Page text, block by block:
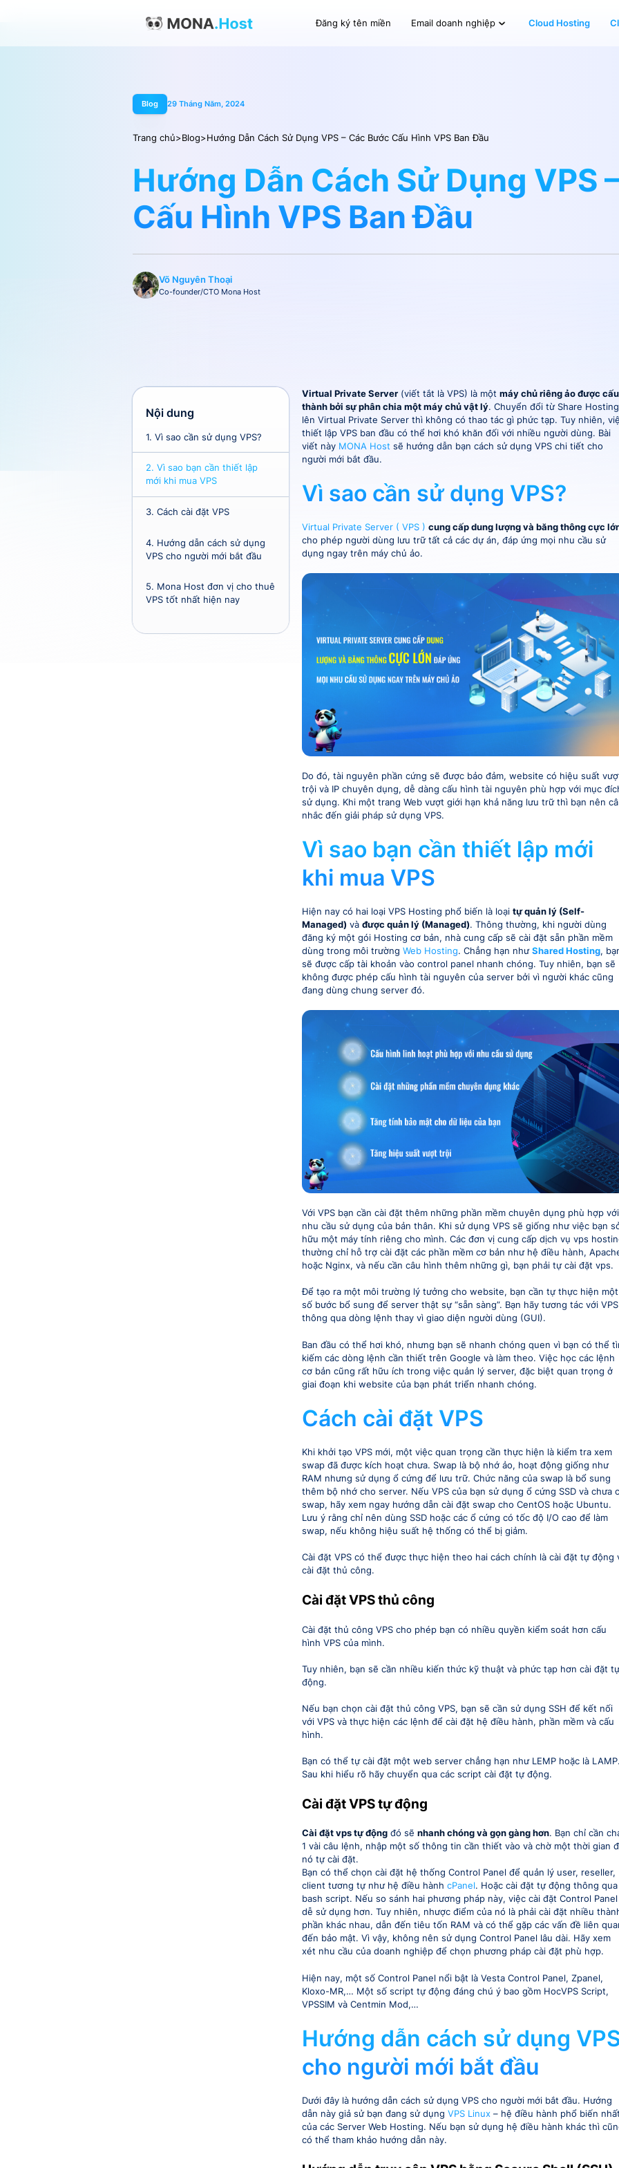
Đăng ký tên miền Email doanh nghiệp Cloud Hosting
Blog 29 Tháng Năm, 2024
Trang chủ>Blog>Hướng Dẫn Cách Sử Dụng VPS – Các Bước Cấu Hình VPS Ban Đầu
Hướng Dẫn Cách Sử Dụng VPS
Cấu Hình VPS Ban Đầu
Võ Nguyên Thoại
Co-founder/CTO Mona Host
Nội dung
1. Vì sao cần sử dụng VPS?
2. Vì sao bạn cần thiết lập
mới khi mua VPS
3. Cách cài đặt VPS
4. Hướng dẫn cách sử dụng
VPS cho người mới bắt đầu
5. Mona Host đơn vị cho thuê
VPS tốt nhất hiện nay
Virtual Private Server(viết tắt là VPS) là một máy chủ riêng ảo được cấu
thành bởi sự phân chia một máy chủ vật lý. Chuyển đổi từ Share Hosting
lên Virtual Private Server thì không có thao tác gì phức tạp. Tuy nhiên,
thiết lập VPS ban đầu có thể hơi khó khăn đối với nhiều người dùng. Bài
viết này MONA Host sẽ hướng dẫn bạn cách sử dụng VPS chi tiết cho
người mới bắt đầu.
Vì sao cần sử dụng VPS?
Virtual Private Server ( VPS ) cung cấp dung lượng và băng thông cực
cho phép người dùng lưu trữ tất cả các dự án, đáp ứng mọi nhu cầu sử
dụng ngay trên máy chủ ảo.
Do đó, tài nguyên phần cứng sẽ được bảo đảm, website có hiệu suất
trội và IP chuyên dụng, dễ dàng cấu hình tài nguyên phù hợp với mục
sử dụng. Khi một trang Web vượt giới hạn khả năng lưu trữ thì bạn nên
nhắc đến giải pháp sử dụng VPS.
Vì sao bạn cần thiết lập mới
khi mua VPS
Hiện nay có hai loại VPS Hosting phổ biến là loại tự quản lý (Self-
Managed) và được quản lý (Managed). Thông thường, khi người dùng
đăng ký một gói Hosting cơ bản, nhà cung cấp sẽ cài đặt sẵn phần mềm
dùng trong môi trường Web Hosting. Chẳng hạn như Shared Hosting,
sẽ được cấp tài khoản vào control panel nhanh chóng. Tuy nhiên, bạn sẽ
không được phép cấu hình tài nguyên của server bởi vì người khác cũng
đang dùng chung server đó.
Với VPS bạn cần cài đặt thêm những phần mềm chuyên dụng phù hợp với
nhu cầu sử dụng của bản thân. Khi sử dụng VPS sẽ giống như việc bạn
hữu một máy tính riêng cho mình. Các đơn vị cung cấp dịch vụ vps
thường chỉ hỗ trợ cài đặt các phần mềm cơ bản như hệ điều hành,
hoặc Nginx, và nếu cần câu hình thêm những gì, bạn phải tự cài đặt vps.
Để tạo ra một môi trường lý tưởng cho website, bạn cần tự thực hiện một
số bước bổ sung để server thật sự “sẵn sàng”. Bạn hãy tương tác với VPS
thông qua dòng lệnh thay vì giao diện người dùng (GUI).
Ban đầu có thể hơi khó, nhưng bạn sẽ nhanh chóng quen vì bạn có thể
kiếm các dòng lệnh cần thiết trên Google và làm theo. Việc học các lệnh
cơ bản cũng rất hữu ích trong việc quản lý server, đặc biệt quan trọng ở
giai đoạn khi website của bạn phát triển nhanh chóng.
Cách cài đặt VPS
Khi khởi tạo VPS mới, một việc quan trọng cần thực hiện là kiểm tra xem
swap đã được kích hoạt chưa. Swap là bộ nhớ ảo, hoạt động giống như
RAM nhưng sử dụng ổ cứng để lưu trữ. Chức năng của swap là bổ sung
thêm bộ nhớ cho server. Nếu VPS của bạn sử dụng ổ cứng SSD và chưa
swap, hãy xem ngay hướng dẫn cài đặt swap cho CentOS hoặc Ubuntu.
Lưu ý rằng chỉ nên dùng SSD hoặc các ổ cứng có tốc độ I/O cao để làm
swap, nếu không hiệu suất hệ thống có thể bị giảm.
Cài đặt VPS có thể được thực hiện theo hai cách chính là cài đặt tự động
cài đặt thủ công.
Cài đặt VPS thủ công
Cài đặt thủ công VPS cho phép bạn có nhiều quyền kiểm soát hơn cấu
hình VPS của mình.
Tuy nhiên, bạn sẽ cần nhiều kiến ​​thức kỹ thuật và phức tạp hơn cài đặt tự
động.
Nếu bạn chọn cài đặt thủ công VPS, bạn sẽ cần sử dụng SSH để kết nối
với VPS và thực hiện các lệnh để cài đặt hệ điều hành, phần mềm và cấu
hình.
Bạn có thể tự cài đặt một web server chẳng hạn như LEMP hoặc là
Sau khi hiểu rõ hãy chuyển qua các script cài đặt tự động.
Cài đặt VPS tự động
Cài đặt vps tự độngđó sẽ nhanh chóng và gọn gàng hơn. Bạn chỉ cần
1 vài câu lệnh, nhập một số thông tin cần thiết vào và chờ một thời gian
nó tự cài đặt.
Bạn có thể chọn cài đặt hệ thống Control Panel để quản lý user, reseller,
client tương tự như hệ điều hành cPanel. Hoặc cài đặt tự động thông qua
bash script. Nếu so sánh hai phương pháp này, việc cài đặt Control Panel
dễ sử dụng hơn. Tuy nhiên, nhược điểm của nó là phải cài đặt nhiều
phần khác nhau, dẫn đến tiêu tốn RAM và có thể gặp các vấn đề liên
đến bảo mật. Vì vậy, không nên sử dụng Control Panel lâu dài. Hãy xem
xét nhu cầu của doanh nghiệp để chọn phương pháp cài đặt phù hợp.
Hiện nay, một số Control Panel nổi bật là Vesta Control Panel, Zpanel,
Kloxo-MR,… Một số script tự động đáng chú ý bao gồm HocVPS Script,
VPSSIM và Centmin Mod,…
Hướng dẫn cách sử dụng
cho người mới bắt đầu
Dưới đây là hướng dẫn cách sử dụng VPS cho người mới bắt đầu. Hướng
dẫn này giả sử bạn đang sử dụng VPS Linux– hệ điều hành phổ biến
của các Server Web Hosting. Nếu bạn sử dụng hệ điều hành khác thì
có thể tham khảo hướng dẫn này.